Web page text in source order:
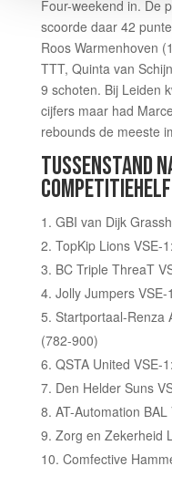
Four-weekend in. De
scoorde daar 42
Roos Warmenhoven
TTT, Quinta van
9 schoten. Bij Leiden
cijfers maar had
rebounds de meeste
TUSSENSTAND
GBI van Dijk
TopKip Lions VSE-
BC Triple ThreaT
Jolly Jumpers
Startportaal-Renza
(782-900)
QSTA United VSE-
Den Helder Suns
AT-Automation
Zorg en Zekerheid
Comfective